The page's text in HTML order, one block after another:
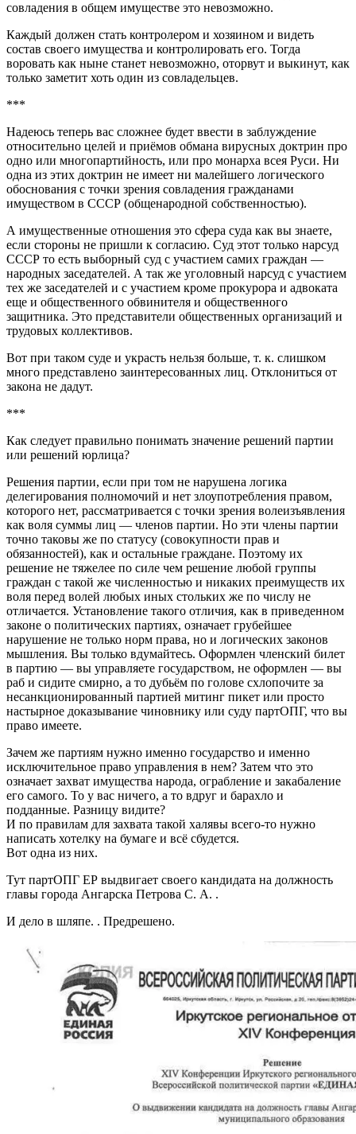
совладения в общем имуществе это невозможно.
Каждый должен стать контролером и хозяином и видеть
состав своего имущества и контролировать его. Тогда
воровать как ныне станет невозможно, оторвут и выкинут, как
только заметит хоть один из совладельцев.
***
Надеюсь теперь вас сложнее будет ввести в заблуждение
относительно целей и приёмов обмана вирусных доктрин про
одно или многопартийность, или про монарха всея Руси. Ни
одна из этих доктрин не имеет ни малейшего логического
обоснования с точки зрения совладения гражданами
имуществом в СССР (общенародной собственностью).
А имущественные отношения это сфера суда как вы знаете,
если стороны не пришли к согласию. Суд этот только нарсуд
СССР то есть выборный суд с участием самих граждан —
народных заседателей. А так же уголовный нарсуд с участием
тех же заседателей и с участием кроме прокурора и адвоката
еще и общественного обвинителя и общественного
защитника. Это представители общественных организаций и
трудовых коллективов.
Вот при таком суде и украсть нельзя больше, т. к. слишком
много представлено заинтересованных лиц. Отклониться от
закона не дадут.
***
Как следует правильно понимать значение решений партии
или решений юрлица?
Решения партии, если при том не нарушена логика
делегирования полномочий и нет злоупотребления правом,
которого нет, рассматривается с точки зрения волеизъявления
как воля суммы лиц — членов партии. Но эти члены партии
точно таковы же по статусу (совокупности прав и
обязанностей), как и остальные граждане. Поэтому их
решение не тяжелее по силе чем решение любой группы
граждан с такой же численностью и никаких преимуществ их
воля перед волей любых иных стольких же по числу не
отличается. Установление такого отличия, как в приведенном
законе о политических партиях, означает грубейшее
нарушение не только норм права, но и логических законов
мышления. Вы только вдумайтесь. Оформлен членский билет
в партию — вы управляете государством, не оформлен — вы
раб и сидите смирно, а то дубьём по голове схлопочите за
несанкционированный партией митинг пикет или просто
настырное доказывание чиновнику или суду партОПГ, что вы
право имеете.
Зачем же партиям нужно именно государство и именно
исключительное право управления в нем? Затем что это
означает захват имущества народа, ограбление и закабаление
его самого. То у вас ничего, а то вдруг и барахло и
подданные. Разницу видите?
И по правилам для захвата такой халявы всего-то нужно
написать хотелку на бумаге и всё сбудется.
Вот одна из них.
Тут партОПГ ЕР выдвигает своего кандидата на должность
главы города Ангарска Петрова С. А. .
И дело в шляпе. . Предрешено.